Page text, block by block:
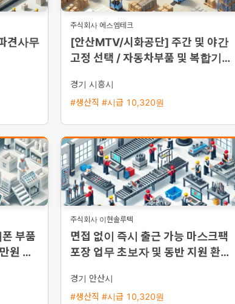
견사무
주식회사 에스엠테크
[안산MTV/시화공단] 주간 및 야간
고정 선택 / 자동차부품 및 복합기
경기 시흥시
#생산직 #시급 10,320원
부품
원 이
주식회사 이현솔루텍
면접 없이 즉시 출근 가능 마스크팩
포장 업무 초보자 및 동반 지원 환영
경기 안산시
#생산직 #시급 10,320원